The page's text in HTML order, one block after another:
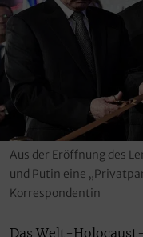
Aus der Eröffnung des
und Putin eine
Korrespondentin
Das Welt-